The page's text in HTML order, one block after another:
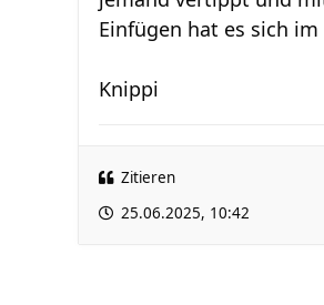
Einfügen hat es sich
Knippi
Zitieren
25.06.2025, 10:42